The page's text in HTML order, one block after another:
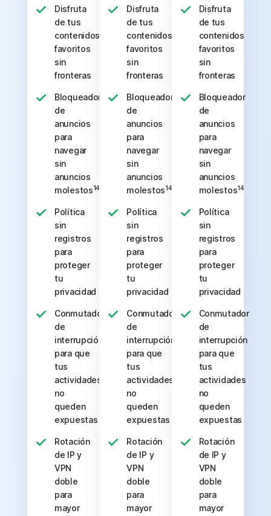
Disfruta
de tus
contenidos
favoritos
sin
fronteras
Bloqueador
de
anuncios
para
navegar
sin
anuncios
molestos14
Política
sin
registros
para
proteger
tu
privacidad
Conmutador
de
interrupción
para que
tus
actividades
no
queden
expuestas
Rotación
de IP y
VPN
doble
para
mayor
Disfruta
de tus
contenidos
favoritos
sin
fronteras
Bloqueador
de
anuncios
para
navegar
sin
anuncios
molestos14
Política
sin
registros
para
proteger
tu
privacidad
Conmutador
de
interrupción
para que
tus
actividades
no
queden
expuestas
Rotación
de IP y
VPN
doble
para
mayor
Disfruta
de tus
contenidos
favoritos
sin
fronteras
Bloqueador
de
anuncios
para
navegar
sin
anuncios
molestos14
Política
sin
registros
para
proteger
tu
privacidad
Conmutador
de
interrupción
para que
tus
actividades
no
queden
expuestas
Rotación
de IP y
VPN
doble
para
mayor